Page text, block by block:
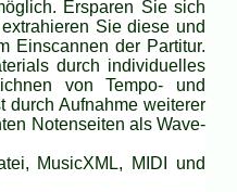
Ersparen Sie sich
Sie diese und
Einscannen der Partitur.
durch individuelles
von Tempo- und
durch Aufnahme weiterer
Notenseiten als Wave-
MusicXML, MIDI und